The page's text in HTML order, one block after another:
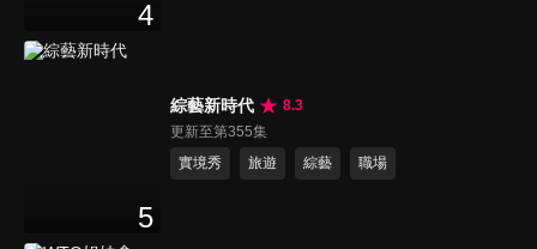
4
5
綜藝新時代
8.3
更新至第355集
實境秀
旅遊 綜藝 職場